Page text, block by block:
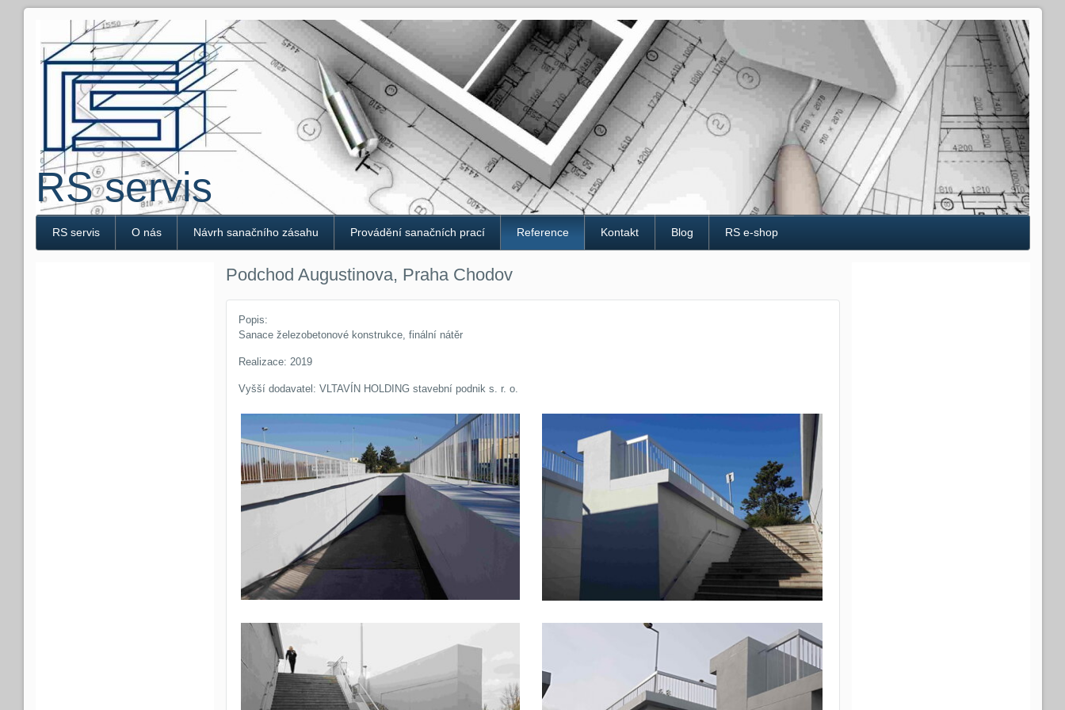
RS servis
RS servis O nás Návrh sanačního zásahu Provádění sanačních prací Reference Kontakt Blog RS e-shop
Podchod Augustinova, Praha Chodov
Popis:
Sanace železobetonové konstrukce, finální nátěr
Realizace: 2019
Vyšší dodavatel: VLTAVÍN HOLDING stavební podnik s. r. o.